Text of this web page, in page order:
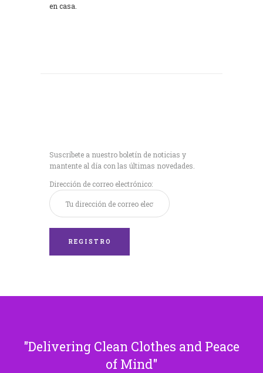
en casa.
Suscríbete a nuestro boletín de noticias y
mantente al día con las últimas novedades.
Dirección de correo electrónico:
Delivering Clean Clothes and Peace
of Mind